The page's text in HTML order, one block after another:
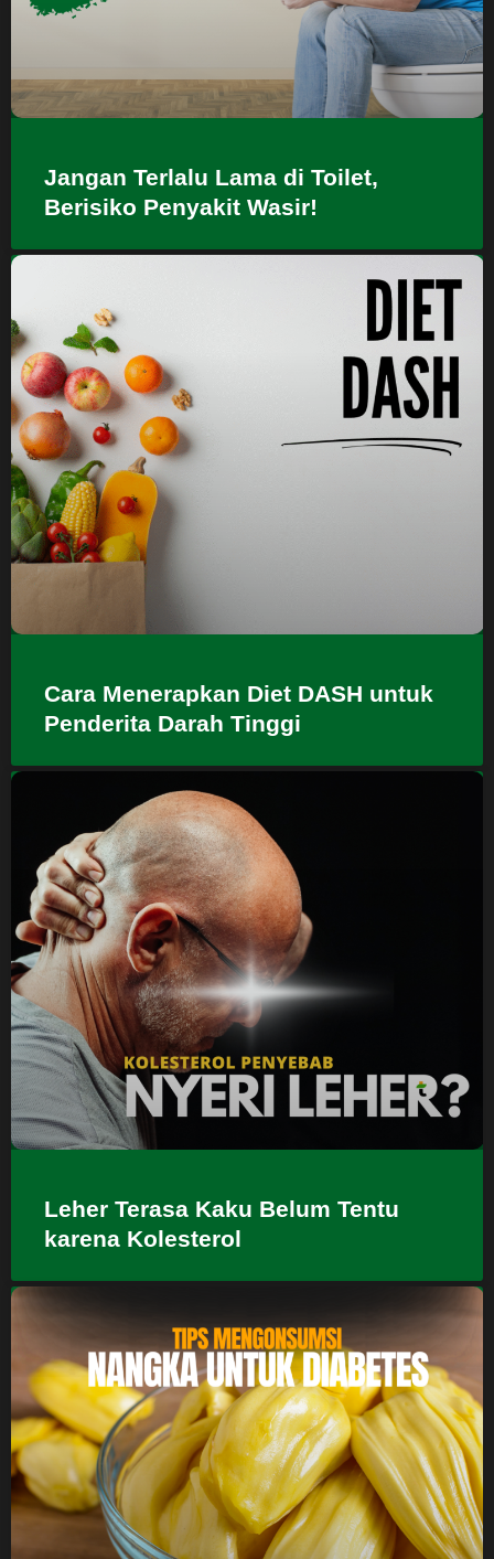
Jangan Terlalu Lama di Toilet,
Berisiko Penyakit Wasir!
Cara Menerapkan Diet DASH untuk
Penderita Darah Tinggi
Leher Terasa Kaku Belum Tentu
karena Kolesterol